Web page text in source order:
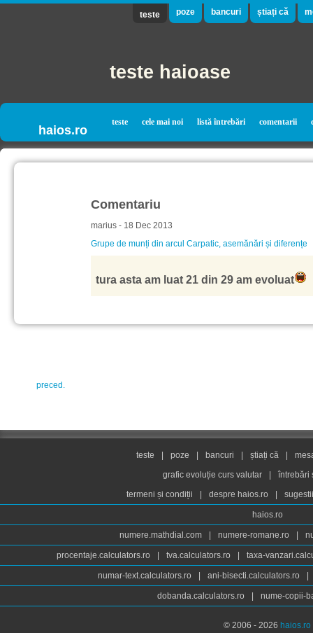
teste poze bancuri știați că
teste haioase
haios.ro
teste cele mai noi listă întrebări comentarii
Comentariu
marius - 18 Dec 2013
Grupe de munți din arcul Carpatic, asemănări și diferențe
tura asta am luat 21 din 29 am evoluat
preced.
teste poze bancuri știați că
grafic evoluție curs valutar
întrebări
termeni și condiții
despre haios.ro
haios.ro
numere.mathdial.com numere-romane.ro
procentaje.calculators.ro tva.calculators.ro taxa-
numar-text.calculators.ro ani-bisecti.calculators.ro
dobanda.calculators.ro nume-copii-
© 2006 - 2026 haios.ro